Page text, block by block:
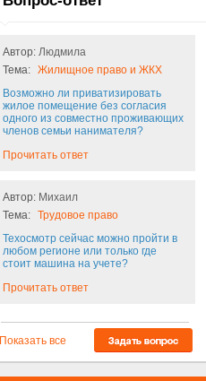
Автор: Людмила
Тема: Жилищное право и ЖКХ
Возможно ли приватизировать
жилое помещение без согласия
одного из совместно проживающих
членов семьи нанимателя?
Прочитать ответ
Автор: Михаил
Тема: Трудовое право
Техосмотр сейчас можно пройти в
любом регионе или только где
стоит машина на учете?
Прочитать ответ
Показать все